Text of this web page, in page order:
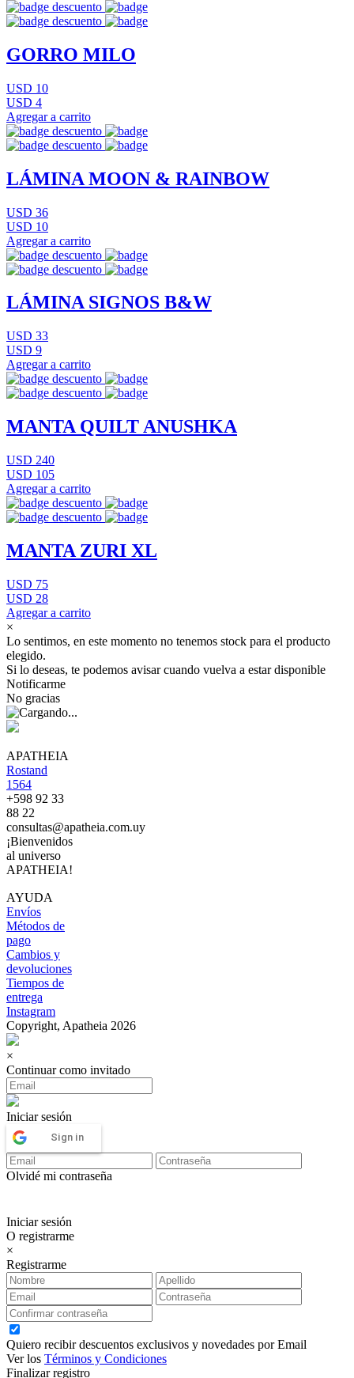
GORRO MILO
USD 10
USD 4
Agregar a carrito
LÁMINA MOON & RAINBOW
USD 36
USD 10
Agregar a carrito
LÁMINA SIGNOS B&W
USD 33
USD 9
Agregar a carrito
MANTA QUILT ANUSHKA
USD 240
USD 105
Agregar a carrito
MANTA ZURI XL
USD 75
USD 28
Agregar a carrito
×
Lo sentimos, en este momento no tenemos stock para el producto
elegido.
Si lo deseas, te podemos avisar cuando vuelva a estar disponible
Notificarme
No gracias
APATHEIA
Rostand
1564
+598 92 33
88 22
consultas@apatheia.com.uy
¡Bienvenidos
al universo
APATHEIA!
AYUDA
Envíos
Métodos de
pago
Cambios y
devoluciones
Tiempos de
entrega
Instagram
Copyright, Apatheia 2026
×
Continuar como invitado
Iniciar sesión
Sign in
Olvidé mi contraseña
Iniciar sesión
O registrarme
×
Registrarme
Quiero recibir descuentos exclusivos y novedades por Email
Ver los Términos y Condiciones
Finalizar registro